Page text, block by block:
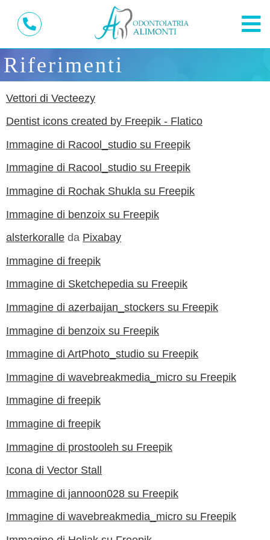
Riferimenti
Vettori di Vecteezy
Dentist icons created by Freepik - Flatico
Immagine di Racool_studio su Freepik
Immagine di Racool_studio su Freepik
Immagine di Rochak Shukla su Freepik
Immagine di benzoix su Freepik
alsterkoralle da Pixabay
Immagine di freepik
Immagine di Sketchepedia su Freepik
Immagine di azerbaijan_stockers su Freepik
Immagine di benzoix su Freepik
Immagine di ArtPhoto_studio su Freepik
Immagine di wavebreakmedia_micro su Freepik
Immagine di freepik
Immagine di freepik
Immagine di prostooleh su Freepik
Icona di Vector Stall
Immagine di jannoon028 su Freepik
Immagine di wavebreakmedia_micro su Freepik